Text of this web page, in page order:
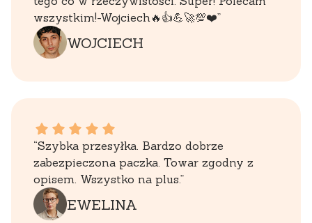
wszystkim!-Wojciech🔥👍️💪🚀💯❤️”
WOJCIECH
EWELINA dał ocenę: 5
“Szybka przesyłka. Bardzo dobrze
zabezpieczona paczka. Towar zgodny z
opisem. Wszystko na plus.”
EWELINA